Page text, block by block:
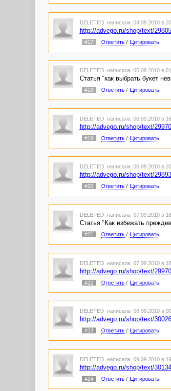
DELETED написала 04.09.2010 в
http://advego.ru/shop/text/
#17 Ответить/ Цитировать
DELETED написала 05.09.2010 в
Статья "как выбрать букет
#18 Ответить/ Цитировать
DELETED написала 06.09.2010 в
http://advego.ru/shop/text/
#19 Ответить/ Цитировать
DELETED написала 06.09.2010 в
http://advego.ru/shop/text/
#20 Ответить/ Цитировать
DELETED написала 07.09.2010 в
Статья "Как избежать
#21 Ответить/ Цитировать
DELETED написала 07.09.2010 в
http://advego.ru/shop/text/
#22 Ответить/ Цитировать
DELETED написала 08.09.2010 в
http://advego.ru/shop/text/
#23 Ответить/ Цитировать
DELETED написала 09.09.2010 в
http://advego.ru/shop/text/
#24 Ответить/ Цитировать